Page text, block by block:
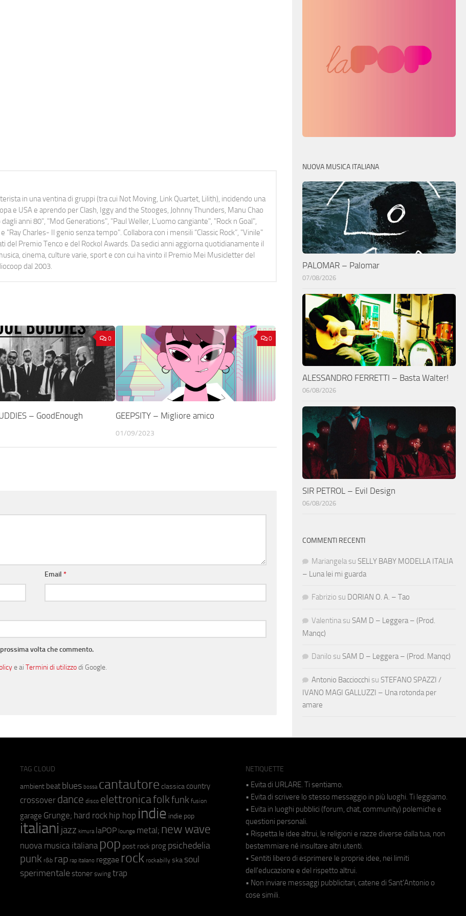
in una ventina di gruppi (tra cui Not Moving, Link Quartet, Lilith), incidendo una
e USA e aprendo per Clash, Iggy and the Stooges, Johnny Thunders, Manu Chao
anni 80", "Mod Generations", "Paul Weller, L’uomo cangiante", "Rock n Goal",
Charles- Il genio senza tempo". Collabora con i mensili “Classic Rock”, "Vinile"
del Premio Tenco e del Rockol Awards. Da sedici anni aggiorna quotidianamente il
cinema, culture varie, sport e con cui ha vinto il Premio Mei Musicletter del
dal 2003.
0
– GoodEnough
0
GEEPSITY – Migliore amico
01/09/2023
Email*
volta che commento.
e ai Termini di utilizzodi Google.
NUOVA MUSICA ITALIANA
PALOMAR – Palomar
07/08/2026
ALESSANDRO FERRETTI – Basta Walter!
06/08/2026
SIR PETROL – Evil Design
06/08/2026
COMMENTI RECENTI
Mariangela su SELLY BABY MODELLA ITALIA
– Luna lei mi guarda
Fabrizio su DORIAN O. A. – Tao
Valentina su SAM D – Leggera – (Prod.
Manqc)
Danilo su SAM D – Leggera – (Prod. Manqc)
Antonio Bacciocchi su STEFANO SPAZZI /
IVANO MAGI GALLUZZI – Una rotonda per
amare
TAG CLOUD
ambient beat blues bossa cantautore classica country
crossover dance disco elettronicafolkfunk fusion
garage Grunge; hard rock hip hop indie indie pop
italiani jazz kimura laPOP lounge metal; new wave
nuova musica italiana pop post rock prog psichedelia
punk r&b rap rap italiano reggae rock rockabilly ska soul
sperimentale stoner swing trap
NETIQUETTE
• Evita di URLARE. Ti sentiamo.
• Evita di scrivere lo stesso messaggio in più luoghi. Ti leggiamo.
• Evita in luoghi pubblici (forum, chat, community) polemiche e
questioni personali.
• Rispetta le idee altrui, le religioni e razze diverse dalla tua, non
bestemmiare né insultare altri utenti.
• Sentiti libero di esprimere le proprie idee, nei limiti
dell'educazione e del rispetto altrui.
• Non inviare messaggi pubblicitari, catene di Sant'Antonio o
cose simili.